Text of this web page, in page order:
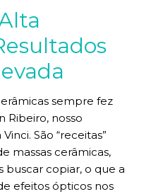
sempre fez
Ribeiro, nosso
São “receitas”
massas cerâmicas,
buscar copiar, o que a
efeitos ópticos nos